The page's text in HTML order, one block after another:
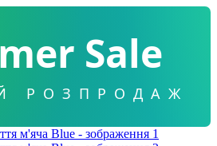
Sale
РОЗПРОДАЖ